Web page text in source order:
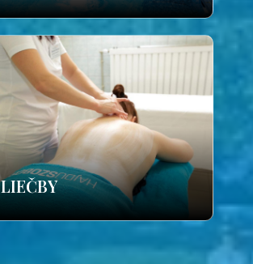
LIEČBY